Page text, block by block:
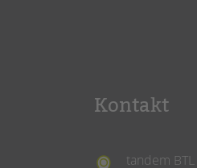
Kontakt
tandem